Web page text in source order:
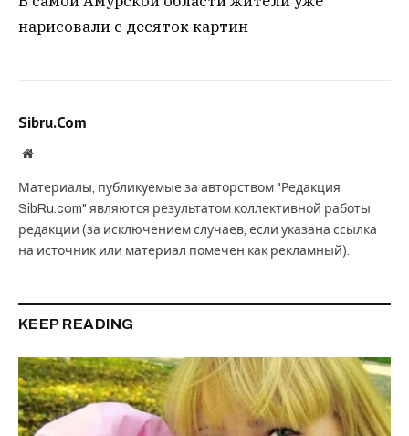
нарисовали с десяток картин
Sibru.Com
Website
Материалы, публикуемые за авторством "Редакция
SibRu.com" являются результатом коллективной работы
редакции (за исключением случаев, если указана ссылка
на источник или материал помечен как рекламный).
KEEP READING